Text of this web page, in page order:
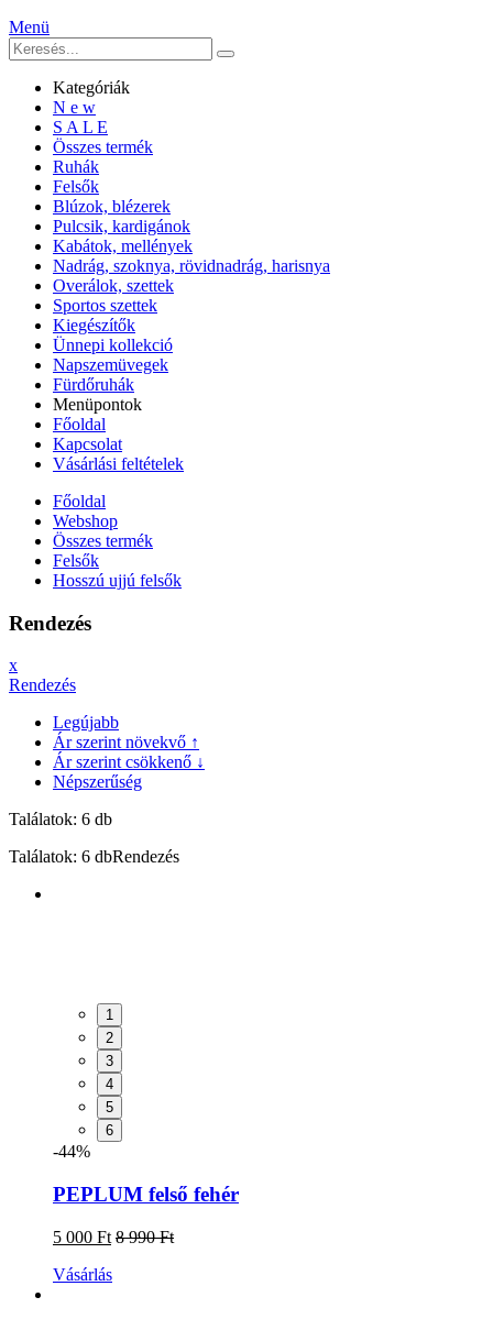
Menü
Kategóriák
N e w
S A L E
Összes termék
Ruhák
Felsők
Blúzok, blézerek
Pulcsik, kardigánok
Kabátok, mellények
Nadrág, szoknya, rövidnadrág, harisnya
Overálok, szettek
Sportos szettek
Kiegészítők
Ünnepi kollekció
Napszemüvegek
Fürdőruhák
Menüpontok
Főoldal
Kapcsolat
Vásárlási feltételek
Főoldal
Webshop
Összes termék
Felsők
Hosszú ujjú felsők
Rendezés
x
Rendezés
Legújabb
Ár szerint növekvő ↑
Ár szerint csökkenő ↓
Népszerűség
Találatok: 6 db
Találatok: 6 dbRendezés
1
2
3
4
5
6
-44%
PEPLUM felső fehér
5 000 Ft 8 990 Ft
Vásárlás